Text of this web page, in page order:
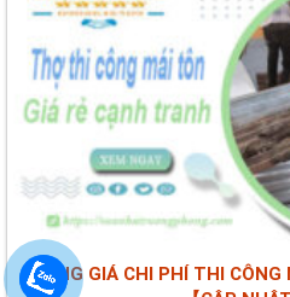
BẢNG GIÁ CHI PHÍ THI